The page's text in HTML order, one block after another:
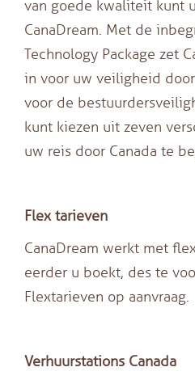
van goede kwaliteit kunt
CanaDream. Met de
Technology Package zet
in voor uw veiligheid
voor de
kunt kiezen uit zeven
uw reis door Canada te
Flex tarieven
CanaDream werkt met
eerder u boekt, des te
Flextarieven op aanvraag.
Verhuurstations Canada